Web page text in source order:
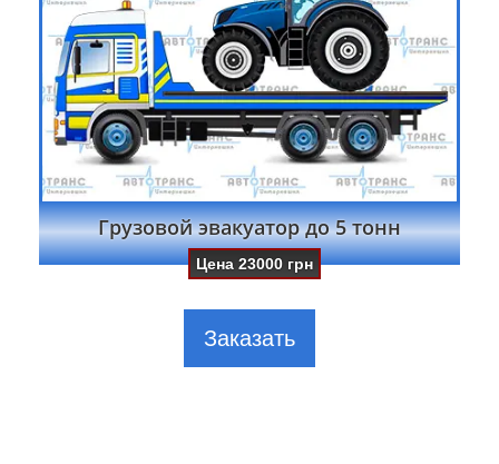
Грузовой эвакуатор до 5 тонн
Цена23000 грн
Заказать